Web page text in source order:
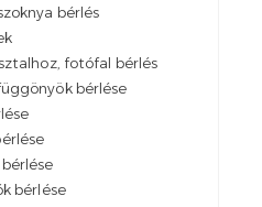
bérlés
fotófal bérlés
bérlése
bérlése